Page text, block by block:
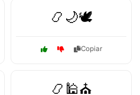
📿🌙🕊️
Copiar
📿🕌⛪